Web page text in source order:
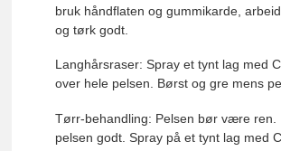
bruk håndflaten og gummikarde,
og tørk godt.
Langhårsraser: Spray et tynt lag med
over hele pelsen. Børst og gre mens
Tørr-behandling: Pelsen bør være ren.
pelsen godt. Spray på et tynt lag med